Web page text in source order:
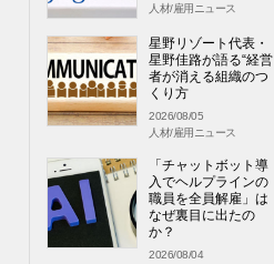
人材/雇用ニュース
星野リゾート代表・
星野佳路が語る“経営
者が消える組織のつ
くり方
2026/08/05
人材/雇用ニュース
「チャットボット導
入でヘルプラインの
職員を全員解雇」は
なぜ裏目に出たの
か？
2026/08/04